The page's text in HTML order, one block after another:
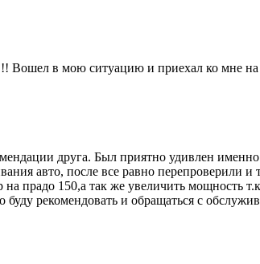
Вошел в мою ситуацию и приехал ко мне
друга. Был приятно удивлен
авто, после все равно перепроверили
прадо 150,а так же увеличить мощность
буду рекомендовать и обращаться с